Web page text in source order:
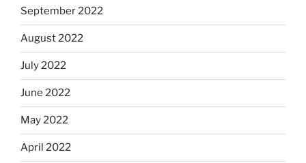
September 2022
August 2022
July 2022
June 2022
May 2022
April 2022